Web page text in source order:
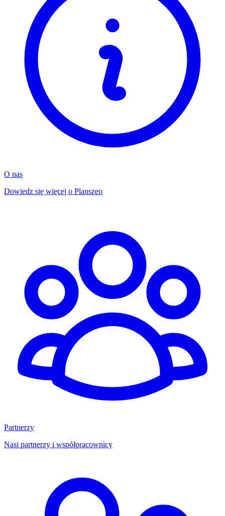
O nas
Dowiedz się więcej o Planszeo
Partnerzy
Nasi partnerzy i współpracownicy